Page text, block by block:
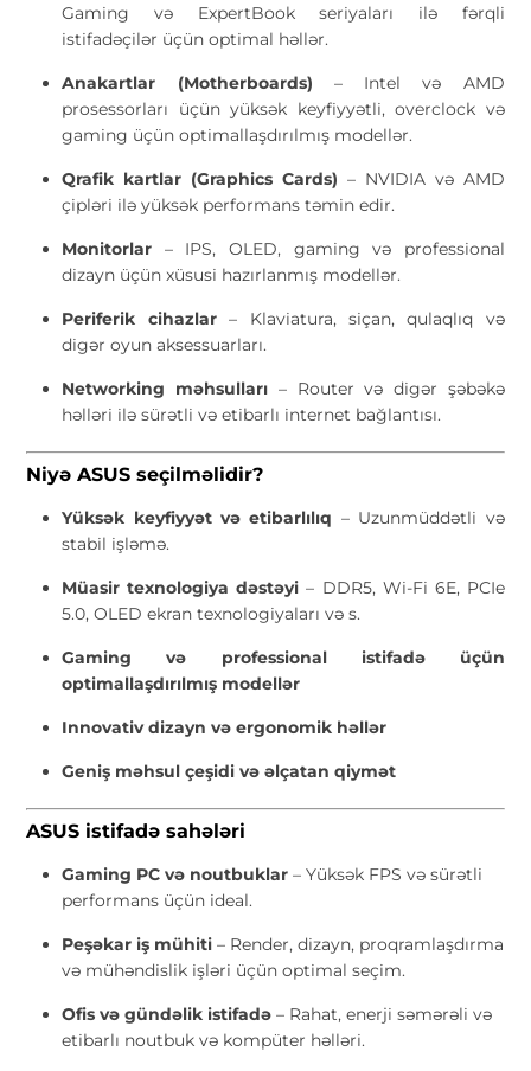
Gaming və ExpertBook seriyaları ilə fərqli
istifadəçilər üçün optimal həllər.
Anakartlar (Motherboards) – Intel və AMD
prosessorları üçün yüksək keyfiyyətli, overclock və
gaming üçün optimallaşdırılmış modellər.
Qrafik kartlar (Graphics Cards) – NVIDIA və AMD
çipləri ilə yüksək performans təmin edir.
Monitorlar – IPS, OLED, gaming və professional
dizayn üçün xüsusi hazırlanmış modellər.
Periferik cihazlar– Klaviatura, siçan, qulaqlıq və
digər oyun aksessuarları.
Networking məhsulları – Router və digər şəbəkə
həlləri ilə sürətli və etibarlı internet bağlantısı.
Niyə ASUS seçilməlidir?
Yüksək keyfiyyət və etibarlılıq – Uzunmüddətli və
stabil işləmə.
Müasir texnologiya dəstəyi – DDR5, Wi-Fi 6E, PCIe
5.0, OLED ekran texnologiyaları və s.
Gaming və professional istifadə üçün
optimallaşdırılmış modellər
Innovativ dizayn və ergonomik həllər
Geniş məhsul çeşidi və əlçatan qiymət
ASUS istifadə sahələri
Gaming PC və noutbuklar – Yüksək FPS və sürətli
performans üçün ideal.
Peşəkar iş mühiti – Render, dizayn, proqramlaşdırma
və mühəndislik işləri üçün optimal seçim.
Ofis və gündəlik istifadə – Rahat, enerji səmərəli və
etibarlı noutbuk və kompüter həlləri.